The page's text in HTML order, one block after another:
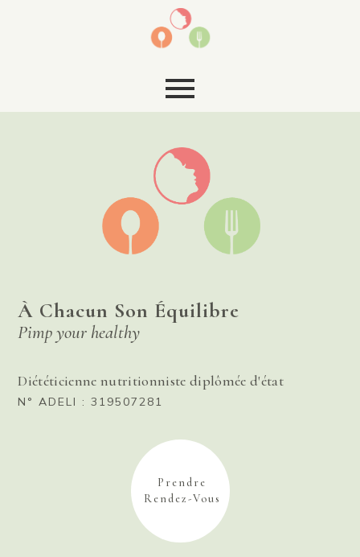
À Chacun Son Équilibre
Pimp your healthy
Diététicienne nutritionniste diplômée d'état
N° ADELI : 319507281
Prendre
Rendez-Vous